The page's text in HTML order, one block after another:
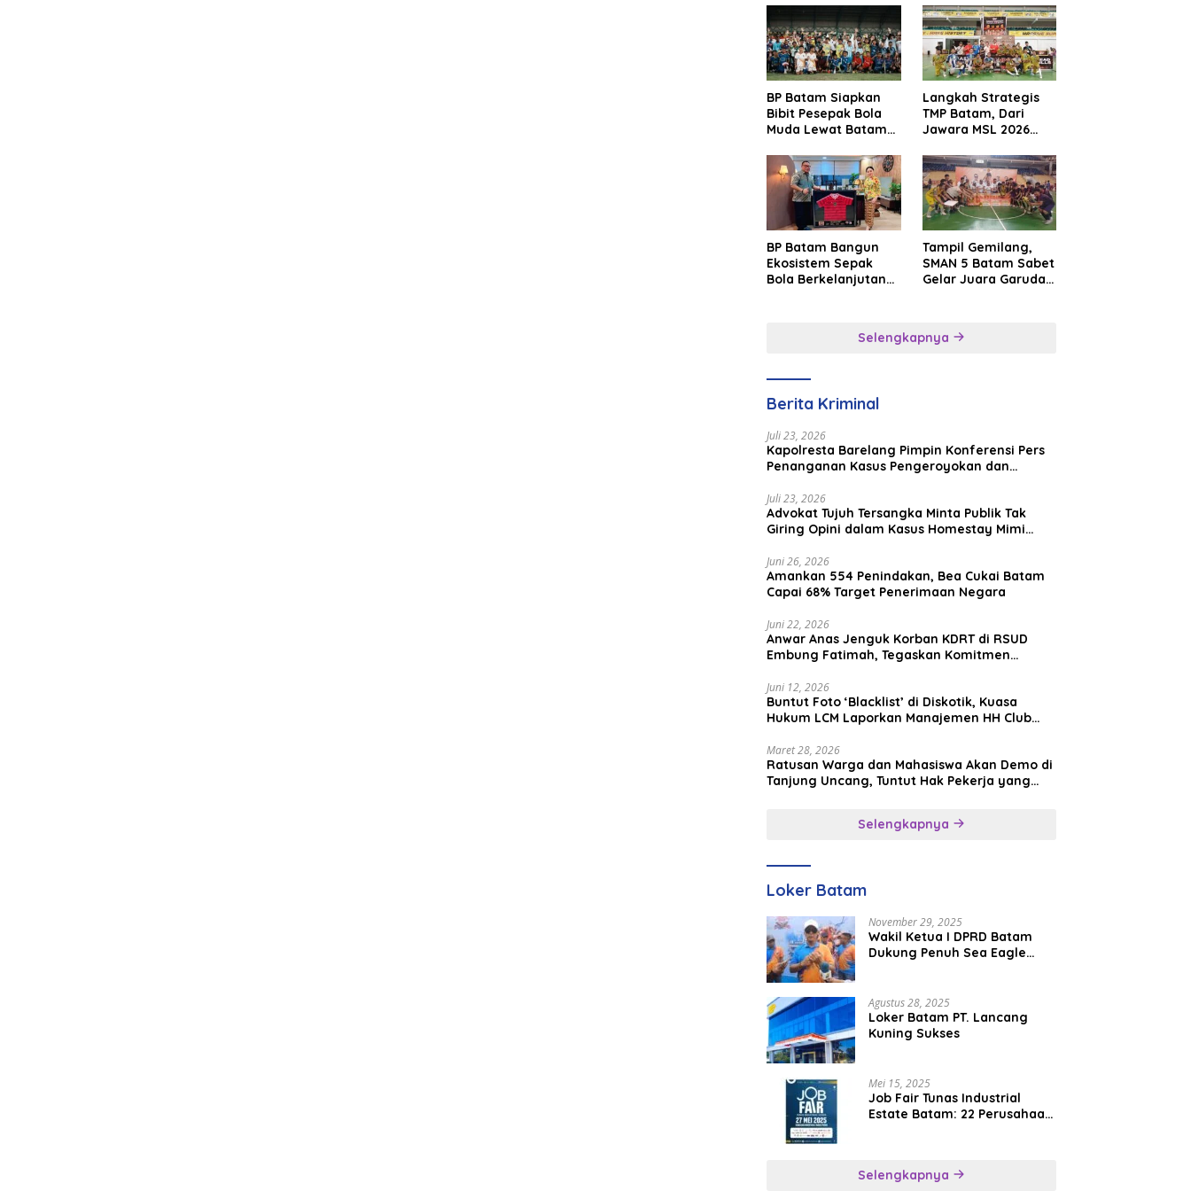
BP Batam Siapkan
Bibit Pesepak Bola
Muda Lewat Batam
Grassroot Football
Festival 2026
Langkah Strategis
TMP Batam, Dari
Jawara MSL 2026
Internasional
BP Batam Bangun
Ekosistem Sepak
Bola Berkelanjutan
Tampil Gemilang,
SMAN 5 Batam Sabet
Gelar Juara Garuda
Selengkapnya
Berita Kriminal
Juli 23, 2026
Kapolresta Barelang Pimpin Konferensi Pers
Penanganan Kasus Pengeroyokan dan
Juli 23, 2026
Advokat Tujuh Tersangka Minta Publik Tak
Giring Opini dalam Kasus Homestay Mimi
Juni 26, 2026
Amankan 554 Penindakan, Bea Cukai Batam
Capai 68% Target Penerimaan Negara
Juni 22, 2026
Anwar Anas Jenguk Korban KDRT di RSUD
Embung Fatimah, Tegaskan Komitmen
Juni 12, 2026
Buntut Foto ‘Blacklist’ di Diskotik, Kuasa
Hukum LCM Laporkan Manajemen HH Club
Maret 28, 2026
Ratusan Warga dan Mahasiswa Akan Demo di
Tanjung Uncang, Tuntut Hak Pekerja yang
Selengkapnya
Loker Batam
November 29, 2025
Wakil Ketua I DPRD Batam
Dukung Penuh Sea Eagle
Agustus 28, 2025
Loker Batam PT. Lancang
Kuning Sukses
Mei 15, 2025
Job Fair Tunas Industrial
Estate Batam: 22 Perusahaan
Selengkapnya